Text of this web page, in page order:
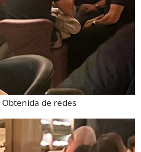
Obtenida de redes